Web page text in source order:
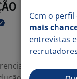
em
Com o perfil
mais
entrevistas